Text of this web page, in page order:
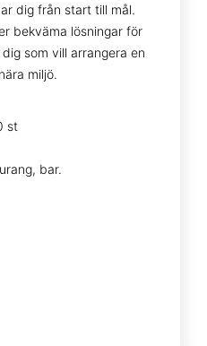
dig från start till mål.
bekväma lösningar för
som vill arrangera en
miljö.
st
bar.